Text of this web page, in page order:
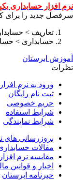
نرم افزار حسابداری
سرفصل جدید را برای
تعاریف >
حسابداری >
آموزش ابرستان
نظرات
ورود به نرم افزار
ثبت نام رایگان
حریم خصوصی
شرایط استفاده
شرایط نمایندگی
بروزرسانی های
مقالات
مقایسه نرم
اخبار و قوانین
خبرنامه ابرستان